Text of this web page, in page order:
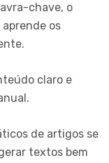
chave, o
os
claro e
de artigos se
textos bem